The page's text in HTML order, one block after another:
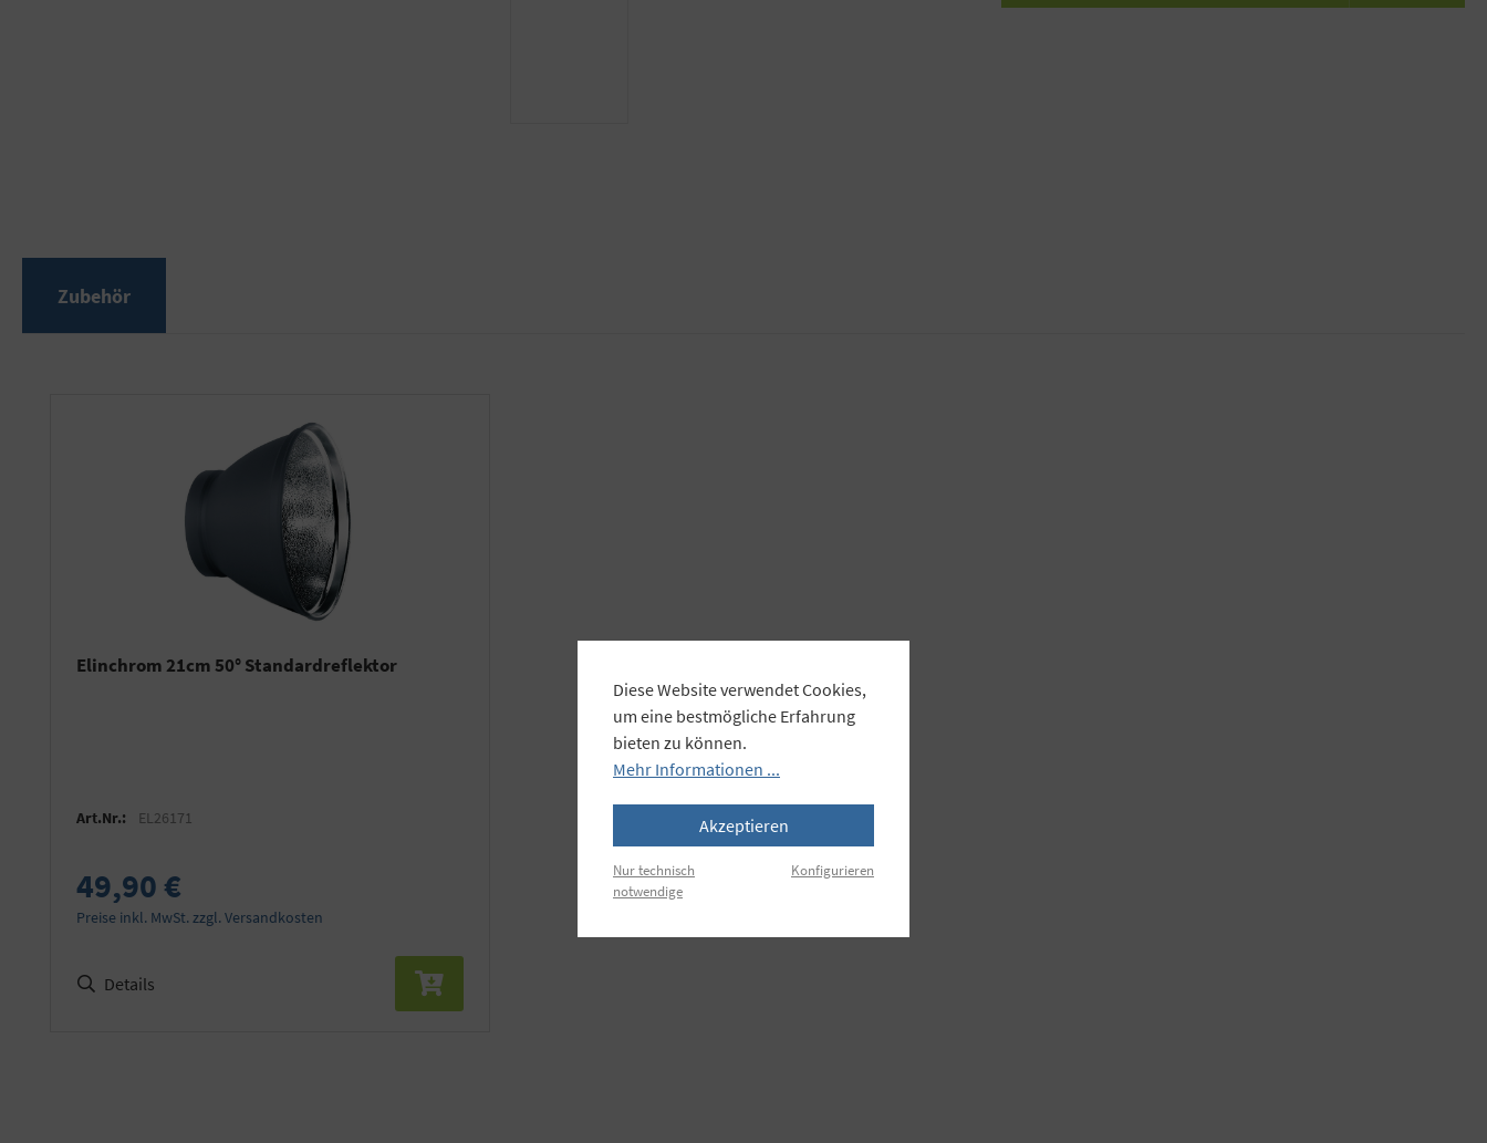
Zubehör
Elinchrom 21cm 50° Standardreflektor
Art.Nr.: EL26171
49,90 €
Preise inkl. MwSt. zzgl. Versandkosten
Details
Diese Website verwendet Cookies,
um eine bestmögliche Erfahrung
bieten zu können.
Mehr Informationen ...
Akzeptieren
Nur technisch
notwendige
Konfigurieren